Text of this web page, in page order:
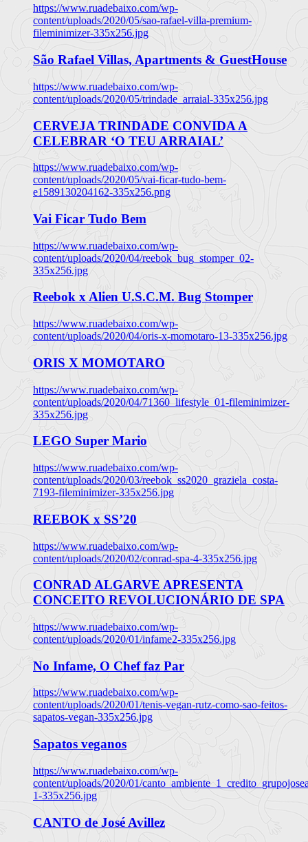
https://www.ruadebaixo.com/wp-
content/uploads/2020/05/sao-rafael-villa-premium-
fileminimizer-335x256.jpg
São Rafael Villas, Apartments & GuestHouse
https://www.ruadebaixo.com/wp-
content/uploads/2020/05/trindade_arraial-335x256.jpg
CERVEJA TRINDADE CONVIDA A
CELEBRAR ‘O TEU ARRAIAL’
https://www.ruadebaixo.com/wp-
content/uploads/2020/05/vai-ficar-tudo-bem-
e1589130204162-335x256.png
Vai Ficar Tudo Bem
https://www.ruadebaixo.com/wp-
content/uploads/2020/04/reebok_bug_stomper_02-
335x256.jpg
Reebok x Alien U.S.C.M. Bug Stomper
https://www.ruadebaixo.com/wp-
content/uploads/2020/04/oris-x-momotaro-13-335x256.jpg
ORIS X MOMOTARO
https://www.ruadebaixo.com/wp-
content/uploads/2020/04/71360_lifestyle_01-fileminimizer-
335x256.jpg
LEGO Super Mario
https://www.ruadebaixo.com/wp-
content/uploads/2020/03/reebok_ss2020_graziela_costa-
7193-fileminimizer-335x256.jpg
REEBOK x SS’20
https://www.ruadebaixo.com/wp-
content/uploads/2020/02/conrad-spa-4-335x256.jpg
CONRAD ALGARVE APRESENTA
CONCEITO REVOLUCIONÁRIO DE SPA
https://www.ruadebaixo.com/wp-
content/uploads/2020/01/infame2-335x256.jpg
No Infame, O Chef faz Par
https://www.ruadebaixo.com/wp-
content/uploads/2020/01/tenis-vegan-rutz-como-sao-feitos-
sapatos-vegan-335x256.jpg
Sapatos veganos
https://www.ruadebaixo.com/wp-
content/uploads/2020/01/
1-335x256.jpg
CANTO de José Avillez